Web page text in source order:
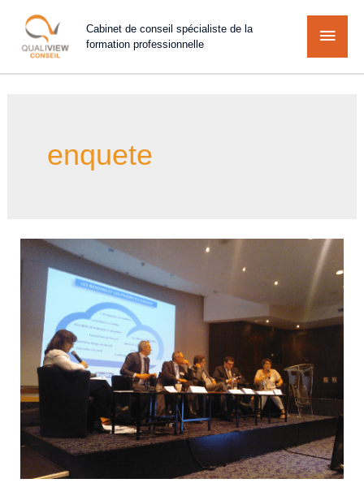
Cabinet de conseil spécialiste de la
formation professionnelle
enquete